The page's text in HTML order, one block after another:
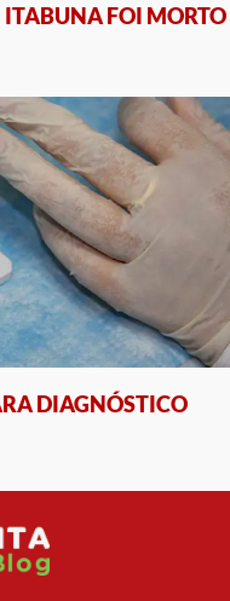
ITABUNA FOI MORTO
DIAGNÓSTICO